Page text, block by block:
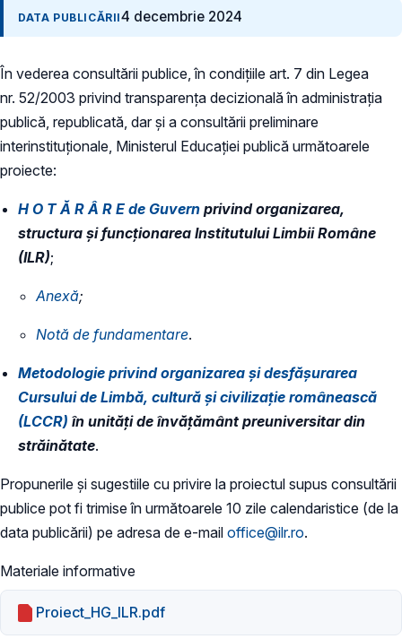
DATA PUBLICĂRII4 decembrie 2024
În vederea consultării publice, în condiţiile art. 7 din Legea
nr. 52/2003 privind transparenţa decizională în administraţia
publică, republicată, dar și a consultării preliminare
interinstituționale, Ministerul Educaţiei publică următoarele
proiecte:
H O T Ă R Â R E de Guvern privind organizarea,
structura și funcționarea Institutului Limbii Române
(ILR);
Anexă;
Notă de fundamentare.
Metodologie privind organizarea și desfășurarea
Cursului de Limbă, cultură și civilizație românească
(LCCR) în unități de învățământ preuniversitar din
străinătate.
Propunerile și sugestiile cu privire la proiectul supus consultării
publice pot fi trimise în următoarele 10 zile calendaristice (de la
data publicării) pe adresa de e-mail office@ilr.ro.
Materiale informative
Proiect_HG_ILR.pdf